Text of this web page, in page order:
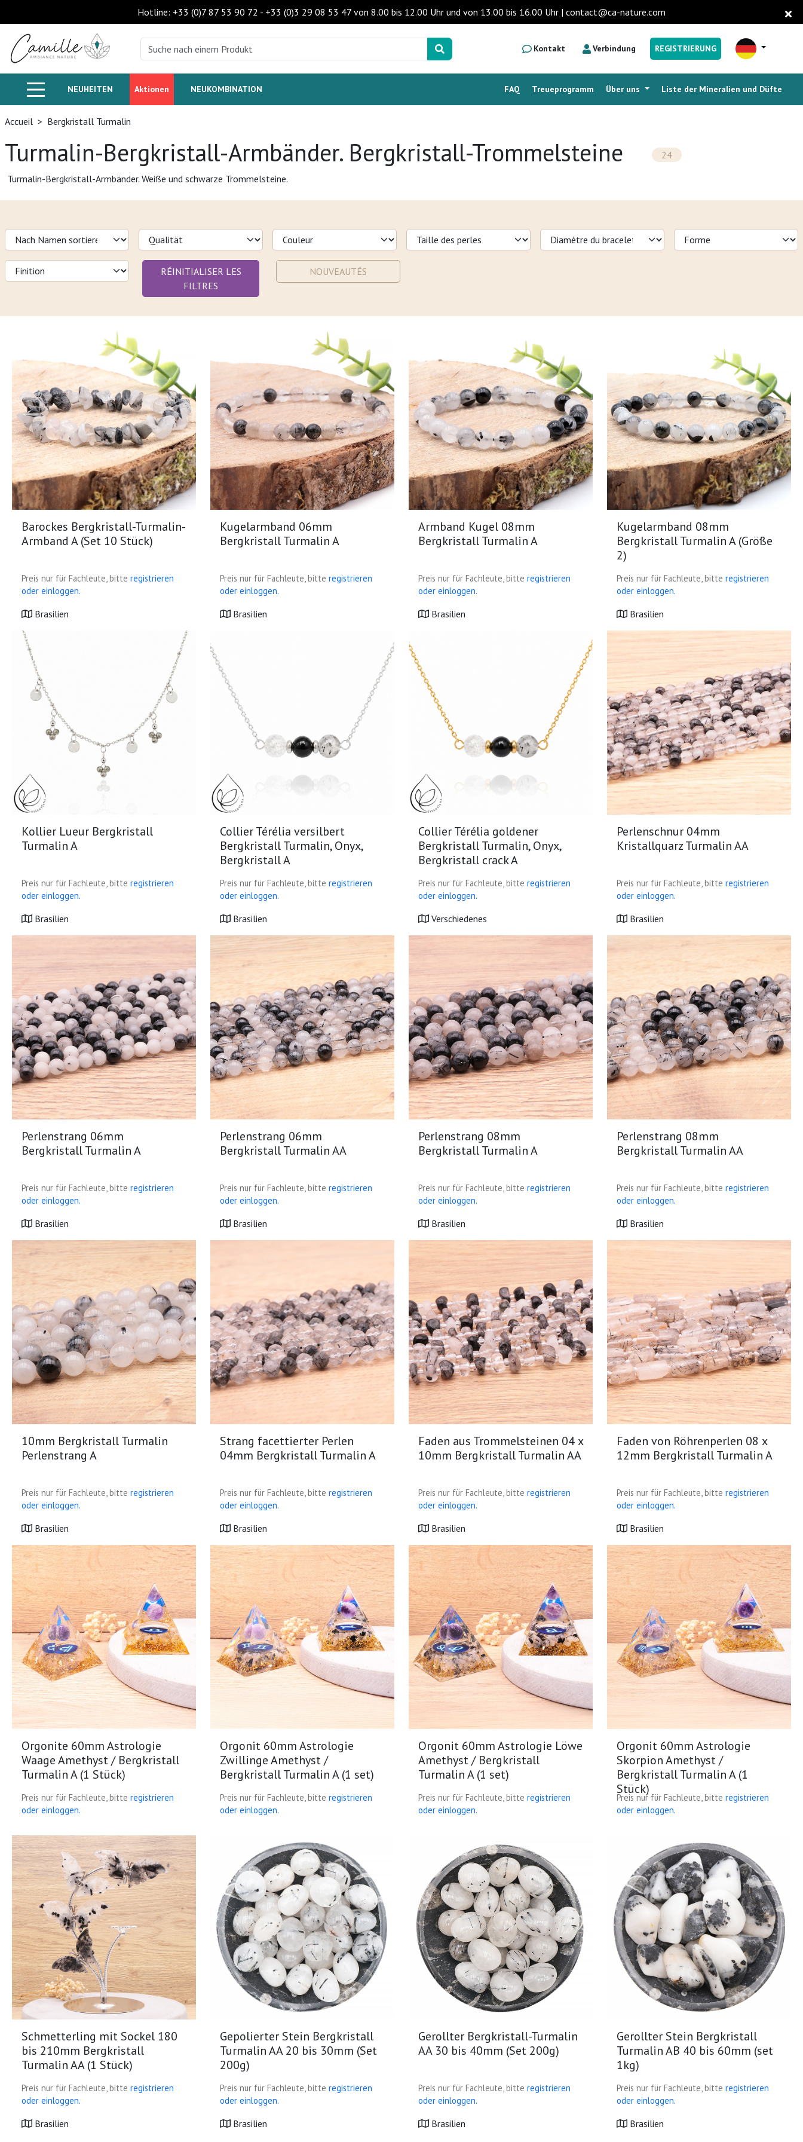
Hotline: +33 (0)7 87 53 90 72 - +33 (0)3 29 08 53 47 von 8.00 bis 12.00 Uhr und von 13.00 bis 16.00 Uhr | contact@ca-nature.com
Kontakt Verbindung REGISTRIERUNG
NEUHEITEN Aktionen NEUKOMBINATION Liste der Mineralien und Düfte
Über uns
Treueprogramm
FAQ
Accueil > Bergkristall Turmalin
Turmalin-Bergkristall-Armbänder. Bergkristall-Trommelsteine
24
Turmalin-Bergkristall-Armbänder. Weiße und schwarze Trommelsteine.
RÉINITIALISER LES
FILTRES
NOUVEAUTÉS
Barockes Bergkristall-Turmalin-
Armband A (Set 10 Stück)
Preis nur für Fachleute, bitte registrieren
oder einloggen.
Brasilien
Kugelarmband 06mm
Bergkristall Turmalin A
Preis nur für Fachleute, bitte registrieren
oder einloggen.
Brasilien
Armband Kugel 08mm
Bergkristall Turmalin A
Preis nur für Fachleute, bitte registrieren
oder einloggen.
Brasilien
Kugelarmband 08mm
Bergkristall Turmalin A (Größe
2)
Preis nur für Fachleute, bitte registrieren
oder einloggen.
Brasilien
Kollier Lueur Bergkristall
Turmalin A
Preis nur für Fachleute, bitte registrieren
oder einloggen.
Brasilien
Collier Térélia versilbert
Bergkristall Turmalin, Onyx,
Bergkristall A
Preis nur für Fachleute, bitte registrieren
oder einloggen.
Brasilien
Collier Térélia goldener
Bergkristall Turmalin, Onyx,
Bergkristall crack A
Preis nur für Fachleute, bitte registrieren
oder einloggen.
Verschiedenes
Perlenschnur 04mm
Kristallquarz Turmalin AA
Preis nur für Fachleute, bitte registrieren
oder einloggen.
Brasilien
Perlenstrang 06mm
Bergkristall Turmalin A
Preis nur für Fachleute, bitte registrieren
oder einloggen.
Brasilien
Perlenstrang 06mm
Bergkristall Turmalin AA
Preis nur für Fachleute, bitte registrieren
oder einloggen.
Brasilien
Perlenstrang 08mm
Bergkristall Turmalin A
Preis nur für Fachleute, bitte registrieren
oder einloggen.
Brasilien
Perlenstrang 08mm
Bergkristall Turmalin AA
Preis nur für Fachleute, bitte registrieren
oder einloggen.
Brasilien
10mm Bergkristall Turmalin
Perlenstrang A
Preis nur für Fachleute, bitte registrieren
oder einloggen.
Brasilien
Strang facettierter Perlen
04mm Bergkristall Turmalin A
Preis nur für Fachleute, bitte registrieren
oder einloggen.
Brasilien
Faden aus Trommelsteinen 04 x
10mm Bergkristall Turmalin AA
Preis nur für Fachleute, bitte registrieren
oder einloggen.
Brasilien
Faden von Röhrenperlen 08 x
12mm Bergkristall Turmalin A
Preis nur für Fachleute, bitte registrieren
oder einloggen.
Brasilien
Orgonite 60mm Astrologie
Waage Amethyst / Bergkristall
Turmalin A (1 Stück)
Preis nur für Fachleute, bitte registrieren
oder einloggen.
Orgonit 60mm Astrologie
Zwillinge Amethyst /
Bergkristall Turmalin A (1 set)
Preis nur für Fachleute, bitte registrieren
oder einloggen.
Orgonit 60mm Astrologie Löwe
Amethyst / Bergkristall
Turmalin A (1 set)
Preis nur für Fachleute, bitte registrieren
oder einloggen.
Orgonit 60mm Astrologie
Skorpion Amethyst /
Bergkristall Turmalin A (1
Stück)
Preis nur für Fachleute, bitte registrieren
oder einloggen.
Schmetterling mit Sockel 180
bis 210mm Bergkristall
Turmalin AA (1 Stück)
Preis nur für Fachleute, bitte registrieren
oder einloggen.
Brasilien
Gepolierter Stein Bergkristall
Turmalin AA 20 bis 30mm (Set
200g)
Preis nur für Fachleute, bitte registrieren
oder einloggen.
Brasilien
Gerollter Bergkristall-Turmalin
AA 30 bis 40mm (Set 200g)
Preis nur für Fachleute, bitte registrieren
oder einloggen.
Brasilien
Gerollter Stein Bergkristall
Turmalin AB 40 bis 60mm (set
1kg)
Preis nur für Fachleute, bitte registrieren
oder einloggen.
Brasilien